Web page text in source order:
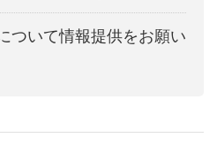
ついて情報提供をお願い